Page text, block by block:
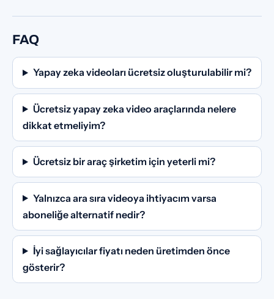
FAQ
Yapay zeka videoları ücretsiz oluşturulabilir mi?
Ücretsiz yapay zeka video araçlarında nelere
dikkat etmeliyim?
Ücretsiz bir araç şirketim için yeterli mi?
Yalnızca ara sıra videoya ihtiyacım varsa
aboneliğe alternatif nedir?
İyi sağlayıcılar fiyatı neden üretimden önce
gösterir?